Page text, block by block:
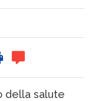
della salute